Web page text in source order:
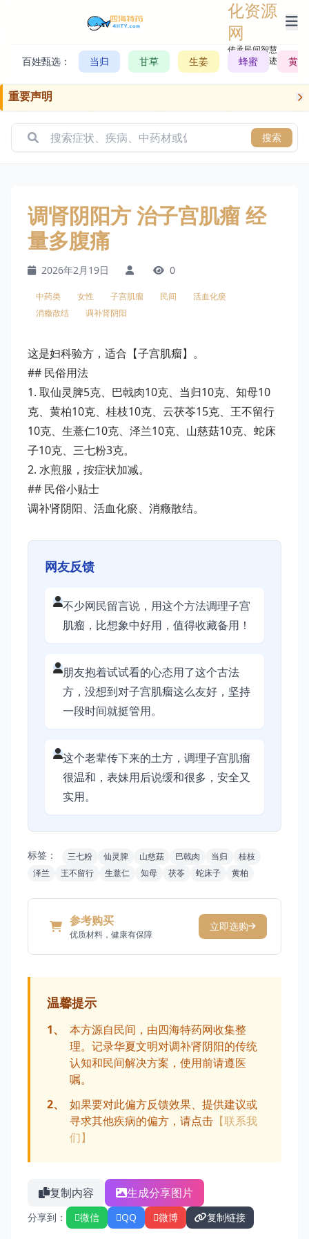
化资源
网
传承民间智慧，
记录历史轨迹
百姓甄选： 当归 甘草 生姜 蜂蜜 黄芪
重要声明
搜索
调肾阴阳方 治子宫肌瘤 经
量多腹痛
2026年2月19日 0
中药类 女性 子宫肌瘤 民间
活血化瘀
消癥散结
调补肾阴阳
这是妇科验方，适合【子宫肌瘤】。
## 民俗用法
1. 取仙灵脾5克、巴戟肉10克、当归10克、知母10
克、黄柏10克、桂枝10克、云茯苓15克、王不留行
10克、生薏仁10克、泽兰10克、山慈菇10克、蛇床
子10克、三七粉3克。
2. 水煎服，按症状加减。
## 民俗小贴士
调补肾阴阳、活血化瘀、消癥散结。
网友反馈
不少网民留言说，用这个方法调理子宫
肌瘤，比想象中好用，值得收藏备用！
朋友抱着试试看的心态用了这个古法
方，没想到对子宫肌瘤这么友好，坚持
一段时间就挺管用。
这个老辈传下来的土方，调理子宫肌瘤
很温和，表妹用后说缓和很多，安全又
实用。
标签： 三七粉 仙灵脾 山慈菇 巴戟肉 当归
桂枝
泽兰
王不留行 生薏仁 知母 茯苓 蛇床子 黄柏
参考购买
优质材料，健康有保障
立即选购
温馨提示
1、
本方源自民间，由四海特药网收集整
理。记录华夏文明对调补肾阴阳的传统
认知和民间解决方案，使用前请遵医
嘱。
2、
如果要对此偏方反馈效果、提供建议或
寻求其他疾病的偏方，请点击 【联系我
们】
复制内容 生成分享图片
分享到： 微信 QQ 微博 复制链接